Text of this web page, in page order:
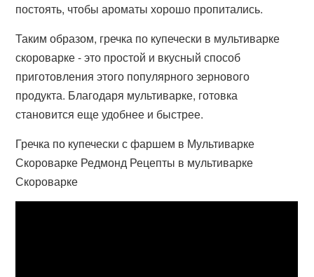
постоять, чтобы ароматы хорошо пропитались.
Таким образом, гречка по купечески в мультиварке
скороварке - это простой и вкусный способ
приготовления этого популярного зернового
продукта. Благодаря мультиварке, готовка
становится еще удобнее и быстрее.
Гречка по купечески с фаршем в Мультиварке
Скороварке Редмонд Рецепты в мультиварке
Скороварке